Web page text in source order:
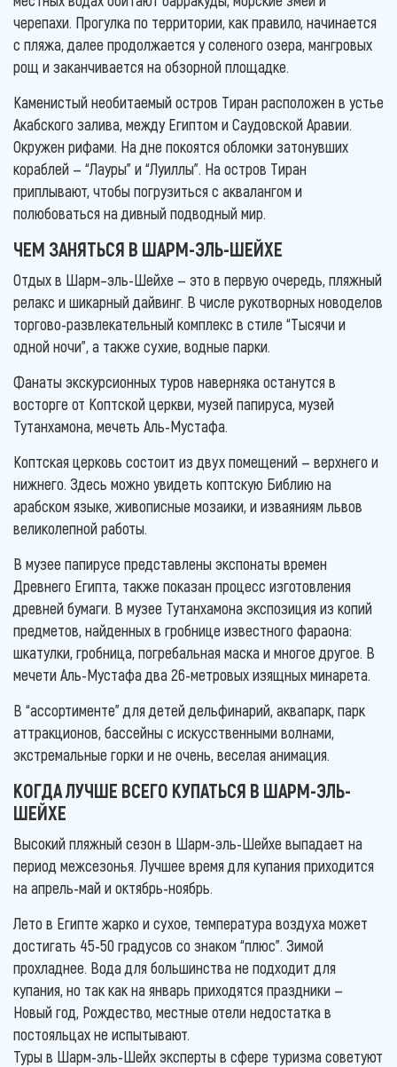
черепахи. Прогулка по территории, как правило, начинается
с пляжа, далее продолжается у соленого озера, мангровых
рощ и заканчивается на обзорной площадке.
Каменистый необитаемый остров Тиран расположен в устье
Акабского залива, между Египтом и Саудовской Аравии.
Окружен рифами. На дне покоятся обломки затонувших
кораблей — “Лауры” и “Луиллы”. На остров Тиран
приплывают, чтобы погрузиться с аквалангом и
полюбоваться на дивный подводный мир.
ЧЕМ ЗАНЯТЬСЯ В ШАРМ-ЭЛЬ-ШЕЙХЕ
Отдых в Шарм–эль-Шейхе — это в первую очередь, пляжный
релакс и шикарный дайвинг. В числе рукотворных новоделов
торгово-развлекательный комплекс в стиле “Тысячи и
одной ночи”, а также сухие, водные парки.
Фанаты экскурсионных туров наверняка останутся в
восторге от Коптской церкви, музей папируса, музей
Тутанхамона, мечеть Аль-Мустафа.
Коптская церковь состоит из двух помещений — верхнего и
нижнего. Здесь можно увидеть коптскую Библию на
арабском языке, живописные мозаики, и изваяниям львов
великолепной работы.
В музее папирусе представлены экспонаты времен
Древнего Египта, также показан процесс изготовления
древней бумаги. В музее Тутанхамона экспозиция из копий
предметов, найденных в гробнице известного фараона:
шкатулки, гробница, погребальная маска и многое другое. В
мечети Аль-Мустафа два 26-метровых изящных минарета.
В “ассортименте” для детей дельфинарий, аквапарк, парк
аттракционов, бассейны с искусственными волнами,
экстремальные горки и не очень, веселая анимация.
КОГДА ЛУЧШЕ ВСЕГО КУПАТЬСЯ В ШАРМ-ЭЛЬ-
ШЕЙХЕ
Высокий пляжный сезон в Шарм-эль-Шейхе выпадает на
период межсезонья. Лучшее время для купания приходится
на апрель-май и октябрь-ноябрь.
Лето в Египте жарко и сухое, температура воздуха может
достигать 45-50 градусов со знаком “плюс”. Зимой
прохладнее. Вода для большинства не подходит для
купания, но так как на январь приходятся праздники —
Новый год, Рождество, местные отели недостатка в
постояльцах не испытывают.
Туры в Шарм-эль-Шейх эксперты в сфере туризма советуют